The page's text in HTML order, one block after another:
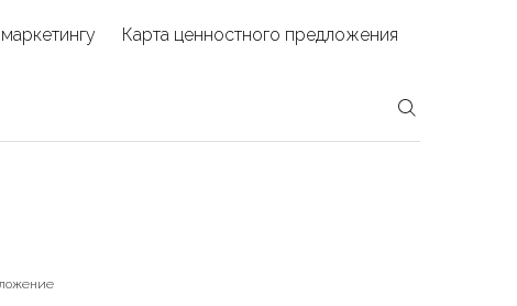
Карта ценностного предложения